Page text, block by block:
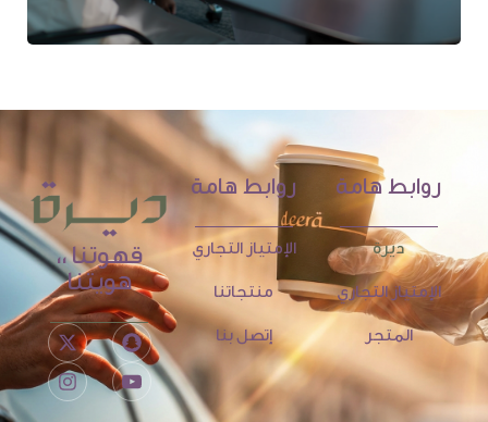
قهوتنا ،،
هويتنا
روابط هامة
ديرة
الإمتياز التجاري
المتجر
روابط هامة
الإمتياز التجاري
منتجاتنا
إتصل بنا